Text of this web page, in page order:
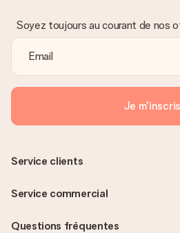
Soyez toujours au courant de nos
Je
Questions fréquentes
Service clients
Service commercial